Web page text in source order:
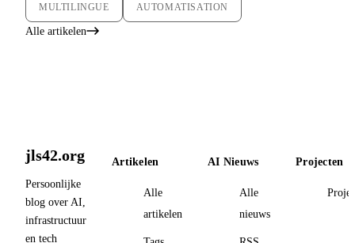
MULTILINGUE AUTOMATISATION
Alle artikelen
jls42.org
Persoonlijke
blog over AI,
infrastructuur
en tech
Artikelen
Alle
artikelen
AI Nieuws
Alle
nieuws
Projecten